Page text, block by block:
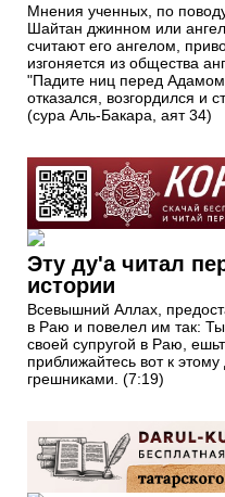
Мнения ученных, по
Шайтан джинном или
считают его ангелом,
изгоняется из общества
"Падите ниц перед
отказался, возгордился и
(сура Аль-Бакара, аят 34)
Эту ду'a читал
истории
Всевышний Аллах,
в Раю и повелел им так:
своей супругой в Раю,
приближайтесь вот к
грешниками. (7:19)